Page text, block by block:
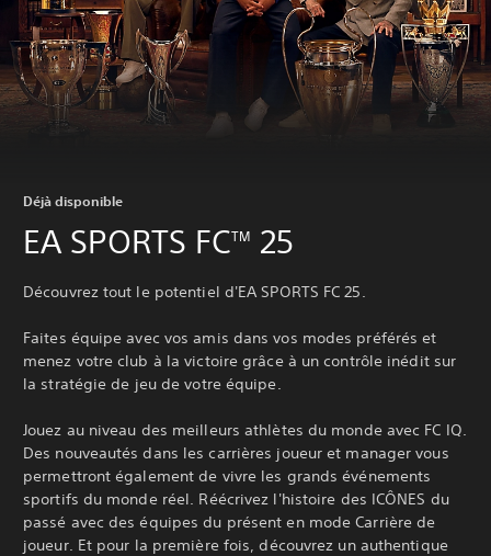
Déjà disponible
EA SPORTS FCTM 25
Découvrez tout le potentiel d'EA SPORTS FC 25.
Faites équipe avec vos amis dans vos modes préférés et
menez votre club à la victoire grâce à un contrôle inédit sur
la stratégie de jeu de votre équipe.
Jouez au niveau des meilleurs athlètes du monde avec FC IQ.
Des nouveautés dans les carrières joueur et manager vous
permettront également de vivre les grands événements
sportifs du monde réel. Réécrivez l'histoire des ICÔNES du
passé avec des équipes du présent en mode Carrière de
joueur. Et pour la première fois, découvrez un authentique